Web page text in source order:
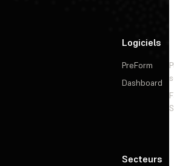
Logiciels
PreForm
Dashboard
Secteurs